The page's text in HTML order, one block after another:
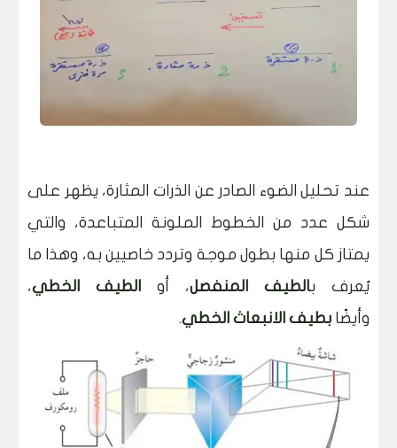
عند تحليل الضوء الصادر عن الذرات المثارة، يظهر على
شكل عدد من الخطوط الملونة المتباعدة، والتي
يمتاز كل منها بطول موجة وتردد خاصيين به، وهذا ما
يُعرف بالطيف المنفصل، أو الطيف الخطي،
وأيضًا بطيف الانبعاث الخطي.